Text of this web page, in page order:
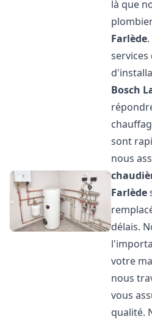
là que
Farlède
Bosch
sont
nous
Farlède
délais.
votre
nous
vous
qualité.